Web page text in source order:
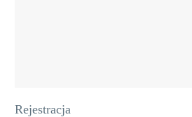
Rejestracja